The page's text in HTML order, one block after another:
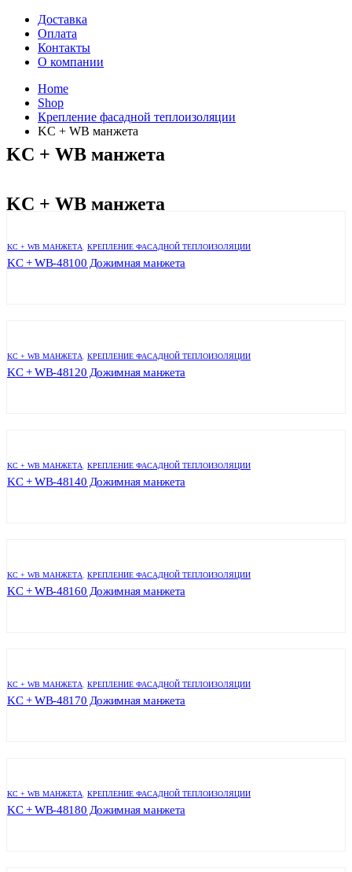
Доставка
Оплата
Контакты
О компании
Home
Shop
Крепление фасадной теплоизоляции
KC + WB манжета
KC + WB манжета
KC + WB манжета
KC + WB МАНЖЕТА КРЕПЛЕНИЕ ФАСАДНОЙ ТЕПЛОИЗОЛЯЦИИ
KC + WB-48100 Дожимная манжета
KC + WB МАНЖЕТА КРЕПЛЕНИЕ ФАСАДНОЙ ТЕПЛОИЗОЛЯЦИИ
KC + WB-48120 Дожимная манжета
KC + WB МАНЖЕТА КРЕПЛЕНИЕ ФАСАДНОЙ ТЕПЛОИЗОЛЯЦИИ
KC + WB-48140 Дожимная манжета
KC + WB МАНЖЕТА КРЕПЛЕНИЕ ФАСАДНОЙ ТЕПЛОИЗОЛЯЦИИ
KC + WB-48160 Дожимная манжета
KC + WB МАНЖЕТА КРЕПЛЕНИЕ ФАСАДНОЙ ТЕПЛОИЗОЛЯЦИИ
KC + WB-48170 Дожимная манжета
KC + WB МАНЖЕТА КРЕПЛЕНИЕ ФАСАДНОЙ ТЕПЛОИЗОЛЯЦИИ
KC + WB-48180 Дожимная манжета